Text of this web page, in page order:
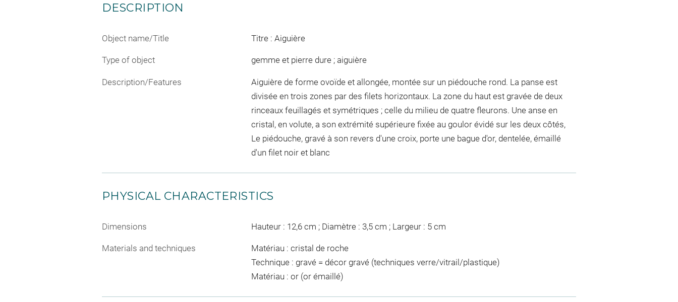
DESCRIPTION
Object name/Title Titre : Aiguière
Type of object gemme et pierre dure ; aiguière
Description/Features
Aiguière de forme ovoïde et allongée, montée sur un piédouche rond. La panse est
divisée en trois zones par des filets horizontaux. La zone du haut est gravée de deux
rinceaux feuillagés et symétriques ; celle du milieu de quatre fleurons. Une anse en
cristal, en volute, a son extrémité supérieure fixée au goulor évidé sur les deux côtés,
Le piédouche, gravé à son revers d'une croix, porte une bague d'or, dentelée, émaillé
d'un filet noir et blanc
PHYSICAL CHARACTERISTICS
Dimensions Hauteur : 12,6 cm ; Diamètre : 3,5 cm ; Largeur : 5 cm
Materials and techniques
Matériau : cristal de roche
Technique : gravé = décor gravé (techniques verre/vitrail/plastique)
Matériau : or (or émaillé)